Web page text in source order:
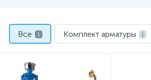
Все 1 Комплект арматуры 1